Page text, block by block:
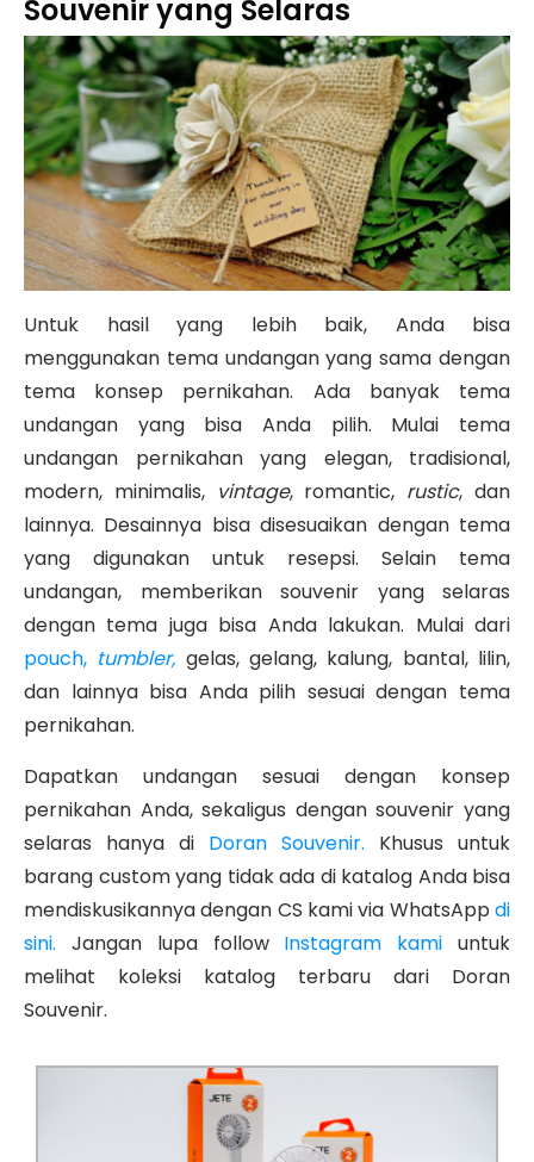
Souvenir yang Selaras
Untuk hasil yang lebih baik, Anda bisa
menggunakan tema undangan yang sama dengan
tema konsep pernikahan. Ada banyak tema
undangan yang bisa Anda pilih. Mulai tema
undangan pernikahan yang elegan, tradisional,
modern, minimalis, vintage, romantic, rustic, dan
lainnya. Desainnya bisa disesuaikan dengan tema
yang digunakan untuk resepsi. Selain tema
undangan, memberikan souvenir yang selaras
dengan tema juga bisa Anda lakukan. Mulai dari
pouch, tumbler, gelas, gelang, kalung, bantal, lilin,
dan lainnya bisa Anda pilih sesuai dengan tema
pernikahan.
Dapatkan undangan sesuai dengan konsep
pernikahan Anda, sekaligus dengan souvenir yang
selaras hanya di Doran Souvenir. Khusus untuk
barang custom yang tidak ada di katalog Anda bisa
mendiskusikannya dengan CS kami via WhatsApp di
sini. Jangan lupa follow Instagram kami untuk
melihat koleksi katalog terbaru dari Doran
Souvenir.